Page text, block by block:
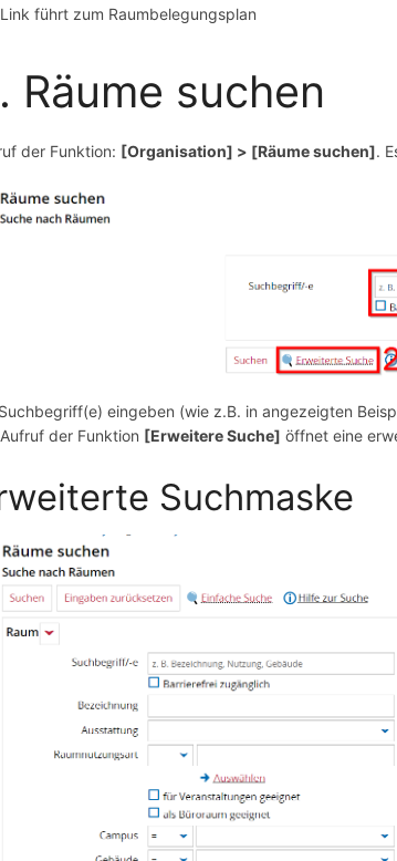
Link führt zum Raumbelegungsplan
Räume suchen
der Funktion: [Organisation] > [Räume suchen].
Suchbegriff(e) eingeben (wie z.B. in angezeigten
Aufruf der Funktion [Erweitere Suche] öffnet eine
Suchmaske